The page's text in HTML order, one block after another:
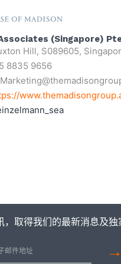
(Singapore)
Hill, S089605,
8835 9656
www.themadisongroup
，取得我们的最新消息及独
→